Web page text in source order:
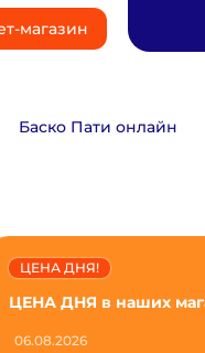
магазин
Баско Пати онлайн
ЦЕНА ДНЯ в наших
ЦЕНА ДНЯ!
06.08.2026